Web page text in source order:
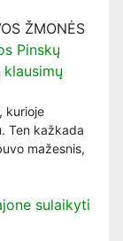
ŽMONĖS
Pinskų
kurioje
Ten kažkada
mažesnis,
sulaikyti